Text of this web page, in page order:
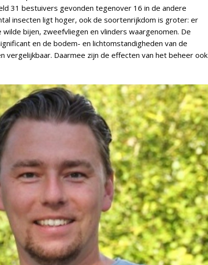
31 bestuivers gevonden tegenover 16 in de andere
insecten ligt hoger, ook de soortenrijkdom is groter: er
bijen, zweefvliegen en vlinders waargenomen. De
en de bodem- en lichtomstandigheden van de
vergelijkbaar. Daarmee zijn de effecten van het beheer ook